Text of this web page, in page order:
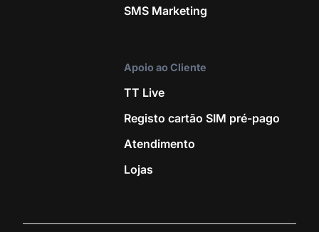
SMS Marketing
Apoio ao Cliente
TT Live
Registo cartão SIM pré-pago
Atendimento
Lojas